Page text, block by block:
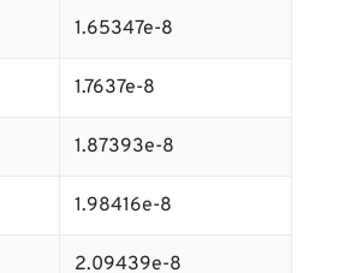
1.65347e-8
1.7637e-8
1.87393e-8
1.98416e-8
2.09439e-8